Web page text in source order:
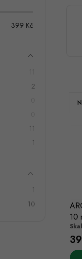
399 Kč
11
2
11
1
1
10
Ř
p
r
o
s
p
r
10